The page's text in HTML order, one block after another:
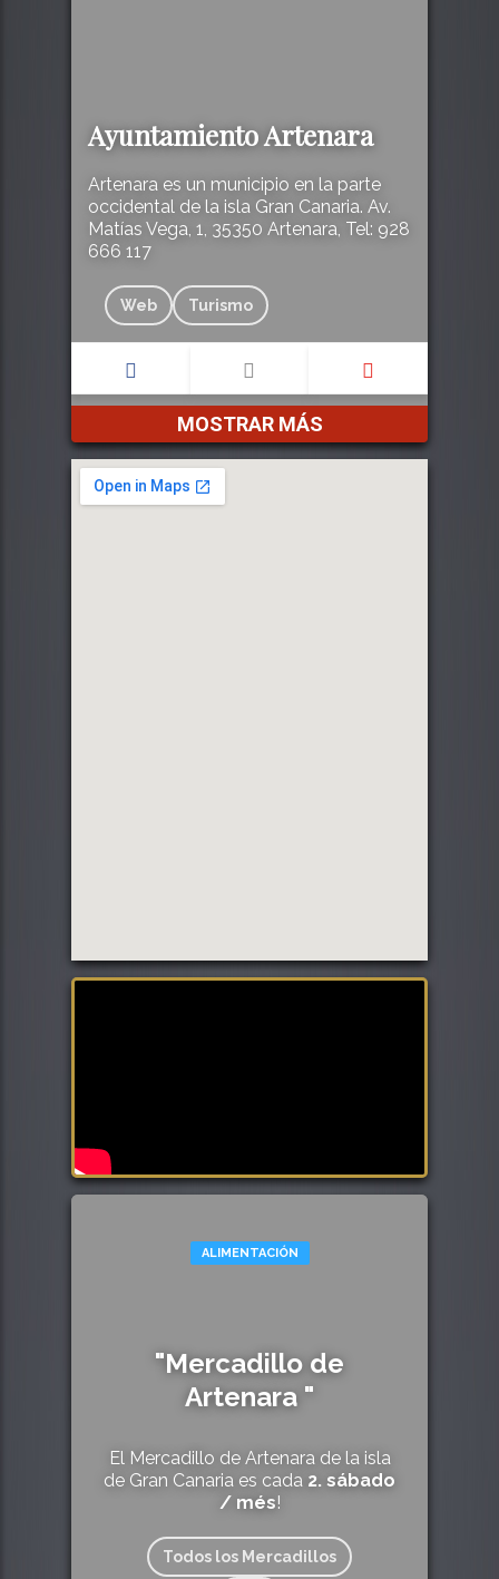
Ayuntamiento Artenara‎
Artenara‎ es un municipio en la parte
occidental de la isla Gran Canaria. Av.
Matías Vega, 1, 35350 Artenara, Tel: 928
666 117
Web Turismo
MOSTRAR MÁS
ALIMENTACIÓN
"Mercadillo de
Artenara "
El Mercadillo de Artenara de la isla
de Gran Canaria es cada 2. sábado
/ més!
Todos los Mercadillos